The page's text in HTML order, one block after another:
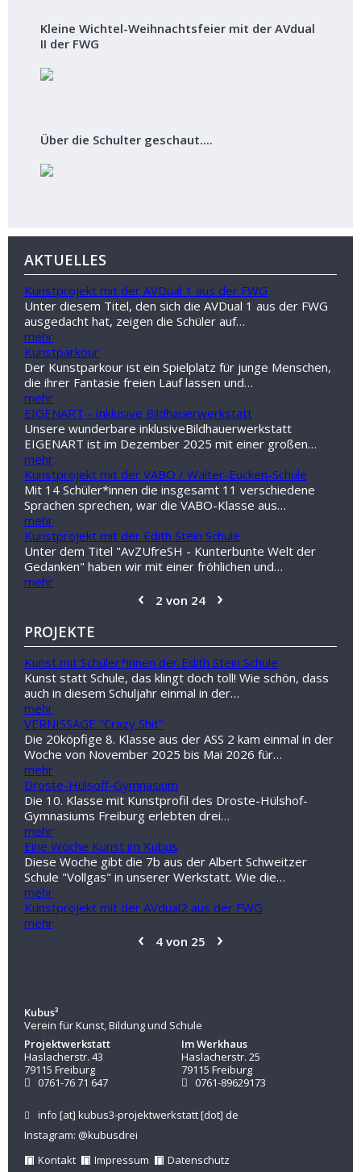
Kleine Wichtel-Weihnachtsfeier mit der AVdual
II der FWG
Über die Schulter geschaut....
AKTUELLES
Kunstprojekt mit der AVDual 1 aus der FWG
Unter diesem Titel, den sich die AVDual 1 aus der FWG
ausgedacht hat, zeigen die Schüler auf…
mehr
Kunstparkour
Der Kunstparkour ist ein Spielplatz für junge Menschen,
die ihrer Fantasie freien Lauf lassen und…
mehr
EIGENART - Inklusive Bildhauerwerkstatt
Unsere wunderbare inklusiveBildhauerwerkstatt
EIGENART ist im Dezember 2025 mit einer großen…
mehr
Kunstprojekt mit der VABO / Walter-Eucken-Schule
Mit 14 Schüler*innen die insgesamt 11 verschiedene
Sprachen sprechen, war die VABO-Klasse aus…
mehr
Kunstprojekt mit der Edith Stein Schule
Unter dem Titel "AvZUfreSH - Kunterbunte Welt der
Gedanken" haben wir mit einer fröhlichen und…
mehr
‹ 2 von 24 ›
PROJEKTE
Kunst mit Schüler*innen der Edith Stein Schule
Kunst statt Schule, das klingt doch toll! Wie schön, dass
auch in diesem Schuljahr einmal in der…
mehr
VERNISSAGE "Crazy Shit"
Die 20köpfige 8. Klasse aus der ASS 2 kam einmal in der
Woche von November 2025 bis Mai 2026 für…
mehr
Droste-Hülsoff-Gymnasium
Die 10. Klasse mit Kunstprofil des Droste-Hülshof-
Gymnasiums Freiburg erlebten drei…
mehr
Eine Woche Kunst im Kubus
Diese Woche gibt die 7b aus der Albert Schweitzer
Schule "Vollgas" in unserer Werkstatt. Wie die…
mehr
Kunstprojekt mit der AVdual2 aus der FWG
mehr
‹ 4 von 25 ›
Kubus³
Verein für Kunst, Bildung und Schule
Projektwerkstatt
Haslacherstr. 43
79115 Freiburg
0761-76 71 647
Im Werkhaus
Haslacherstr. 25
79115 Freiburg
0761-89629173
info [at] kubus3-projektwerkstatt[dot] de
Instagram: @kubusdrei
Kontakt
Impressum Datenschutz